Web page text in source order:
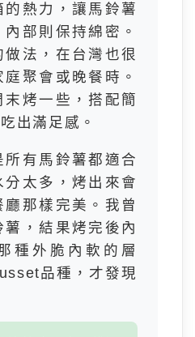
熱力，讓馬鈴薯
部則保持綿密。
法，在台灣也很
聚會或晚餐時。
烤一些，搭配簡
出滿足感。
有馬鈴薯都適合
太多，烤出來會
那樣完美。我曾
，結果烤完後內
種外脆內軟的層
品種，才發現